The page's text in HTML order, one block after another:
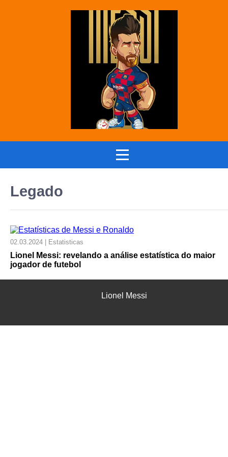
Legado
02.03.2024 | Estatisticas
Lionel Messi: revelando a análise estatística do maior
jogador de futebol
Lionel Messi